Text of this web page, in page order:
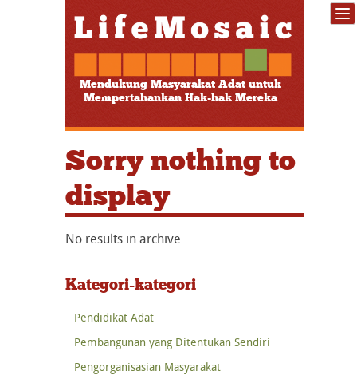
Mendukung Masyarakat Adat untuk
Mempertahankan Hak-hak Mereka
Sorry nothing to
display
No results in archive
Kategori-kategori
Pendidikat Adat
Pembangunan yang Ditentukan Sendiri
Pengorganisasian Masyarakat